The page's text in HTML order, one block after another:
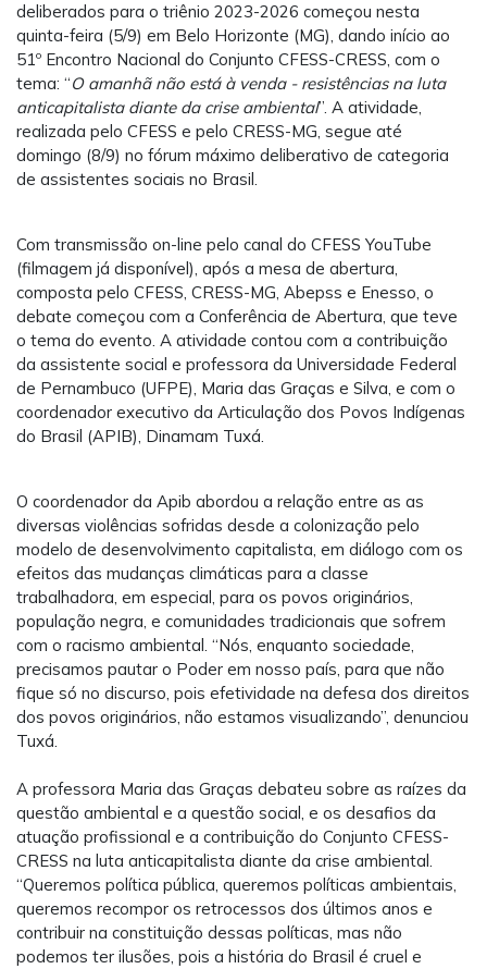
deliberados para o triênio 2023-2026 começou nesta
quinta-feira (5/9) em Belo Horizonte (MG), dando início ao
51º Encontro Nacional do Conjunto CFESS-CRESS, com o
tema: “O amanhã não está à venda - resistências na luta
anticapitalista diante da crise ambiental”. A atividade,
realizada pelo CFESS e pelo CRESS-MG, segue até
domingo (8/9) no fórum máximo deliberativo de categoria
de assistentes sociais no Brasil.
Com transmissão on-line pelo canal do CFESS YouTube
(filmagem já disponível), após a mesa de abertura,
composta pelo CFESS, CRESS-MG, Abepss e Enesso, o
debate começou com a Conferência de Abertura, que teve
o tema do evento. A atividade contou com a contribuição
da assistente social e professora da Universidade Federal
de Pernambuco (UFPE), Maria das Graças e Silva, e com o
coordenador executivo da Articulação dos Povos Indígenas
do Brasil (APIB), Dinamam Tuxá.
O coordenador da Apib abordou a relação entre as as
diversas violências sofridas desde a colonização pelo
modelo de desenvolvimento capitalista, em diálogo com os
efeitos das mudanças climáticas para a classe
trabalhadora, em especial, para os povos originários,
população negra, e comunidades tradicionais que sofrem
com o racismo ambiental. “Nós, enquanto sociedade,
precisamos pautar o Poder em nosso país, para que não
fique só no discurso, pois efetividade na defesa dos direitos
dos povos originários, não estamos visualizando”, denunciou
Tuxá.
A professora Maria das Graças debateu sobre as raízes da
questão ambiental e a questão social, e os desafios da
atuação profissional e a contribuição do Conjunto CFESS-
CRESS na luta anticapitalista diante da crise ambiental.
“Queremos política pública, queremos políticas ambientais,
queremos recompor os retrocessos dos últimos anos e
contribuir na constituição dessas políticas, mas não
podemos ter ilusões, pois a história do Brasil é cruel e